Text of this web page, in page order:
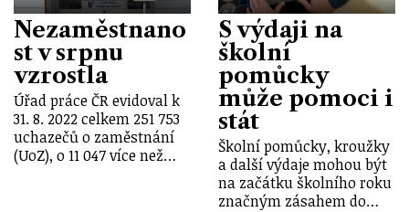
Nezaměstnano
st v srpnu
vzrostla
Úřad práce ČR evidoval k
31. 8. 2022 celkem 251 753
uchazečů o zaměstnání
(UoZ), o 11 047 více než…
S výdaji na
školní
pomůcky
může pomoci i
stát
Školní pomůcky, kroužky
a další výdaje mohou být
na začátku školního roku
značným zásahem do…